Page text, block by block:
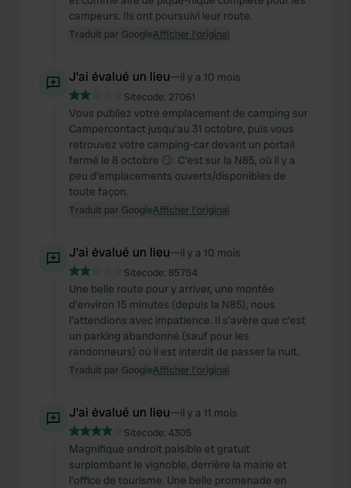
campeurs. Ils ont poursuivi leur route.
Traduit par GoogleAfficher l'original
J'ai évalué un lieu—il y a 10 mois
Sitecode: 27061
Vous publiez votre emplacement de camping sur
Campercontact jusqu'au 31 octobre, puis vous
retrouvez votre camping-car devant un portail
fermé le 8 octobre 😏. C'est sur la N85, où il y a
peu d'emplacements ouverts/disponibles de
toute façon.
Traduit par GoogleAfficher l'original
J'ai évalué un lieu—il y a 10 mois
Sitecode: 85754
Une belle route pour y arriver, une montée
d'environ 15 minutes (depuis la N85), nous
l'attendions avec impatience. Il s'avère que c'est
un parking abandonné (sauf pour les
randonneurs) où il est interdit de passer la nuit.
Traduit par GoogleAfficher l'original
J'ai évalué un lieu—il y a 11 mois
Sitecode: 4305
Magnifique endroit paisible et gratuit
surplombant le vignoble, derrière la mairie et
l'office de tourisme. Une belle promenade en